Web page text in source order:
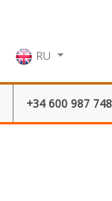
RU
+34 600 987 748